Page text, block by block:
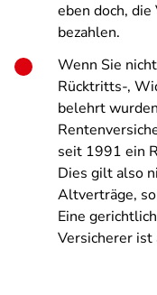
eben doch,
bezahlen.
Wenn Sie
Rücktritts-,
belehrt
seit 1991 ein
Dies gilt also
Altverträge,
Eine
Versicherer ist